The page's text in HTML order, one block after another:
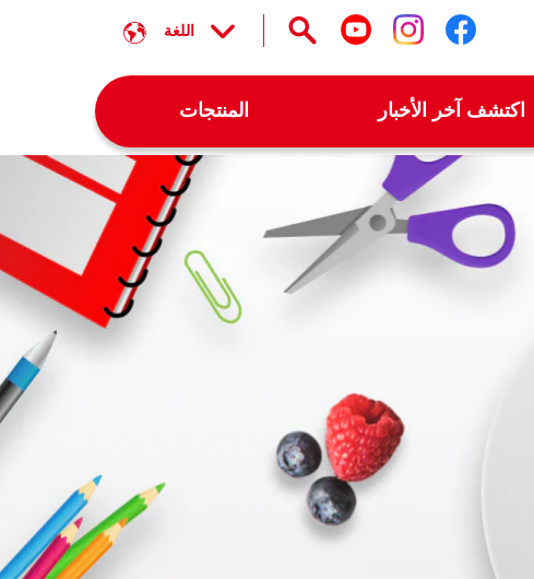
تابعنا على facebook
تابعنا على instagram
تابعنا على youtube
اللغة
اكتشف آخر الأخبار المنتجات